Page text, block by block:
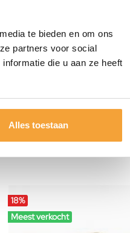
te bieden en om ons
partners voor social
die u aan ze heeft
Alles toestaan
18%
Meest verkocht